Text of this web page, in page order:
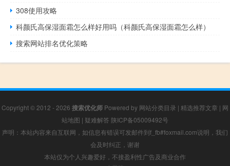
308使用攻略
科颜氏高保湿面霜怎么样好用吗（科颜氏高保湿面霜怎么样）
搜索网站排名优化策略
Copyright © 2012 - 2026 搜索优化师 Powered by 网站分类目录 | 精选推荐文章 | 网
站地图 | 疑难解答 陕ICP备05009492号
声明：本站内容来自互联网，如信息有错误可发邮件到f_fb#foxmail.com说明，我们
会及时纠正，谢谢
本站仅为个人兴趣爱好，不接盈利性广告及商业合作